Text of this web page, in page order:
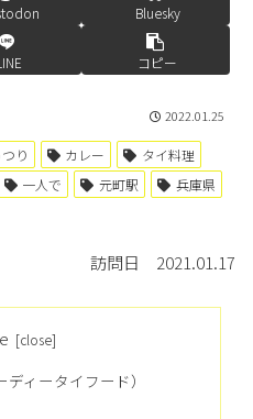
Bluesky
コピー
2022.01.25
り カレー
タイ料理
一人で 元町駅
兵庫県
訪問日 2021.01.17
ディータイフード）